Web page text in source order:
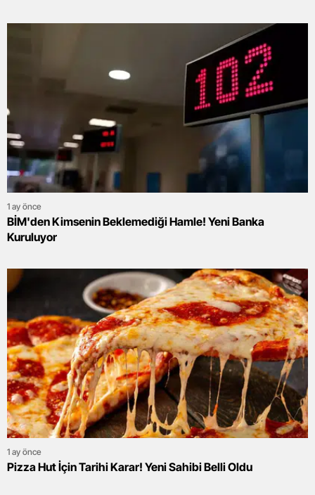
1 ay önce
BİM'den Kimsenin Beklemediği Hamle! Yeni Banka
Kuruluyor
1 ay önce
Pizza Hut İçin Tarihi Karar! Yeni Sahibi Belli Oldu